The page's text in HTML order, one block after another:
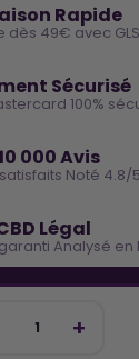
Rapide
dès 49€ avec GLS
Sécurisé
100%
000 Avis
Noté 4.8/5
Légal
garanti Analysé
sur ta